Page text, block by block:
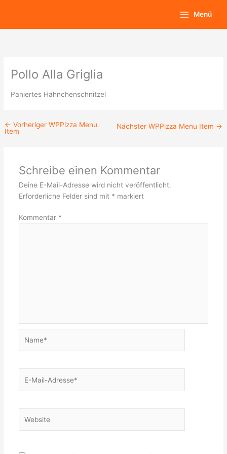
springen
Main
Menu
Menü
Pollo Alla Griglia
Paniertes Hähnchenschnitzel
← Vorheriger WPPizza Menu
Item
Nächster WPPizza Menu Item →
Schreibe einen Kommentar
Deine E-Mail-Adresse wird nicht veröffentlicht.
Erforderliche Felder sind mit * markiert
Kommentar *
Mail-